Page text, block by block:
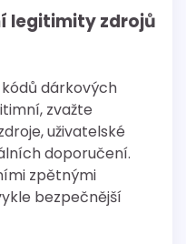
legitimity zdrojů
dárkových
zvažte
uživatelské
doporučení.
zpětnými
bezpečnější